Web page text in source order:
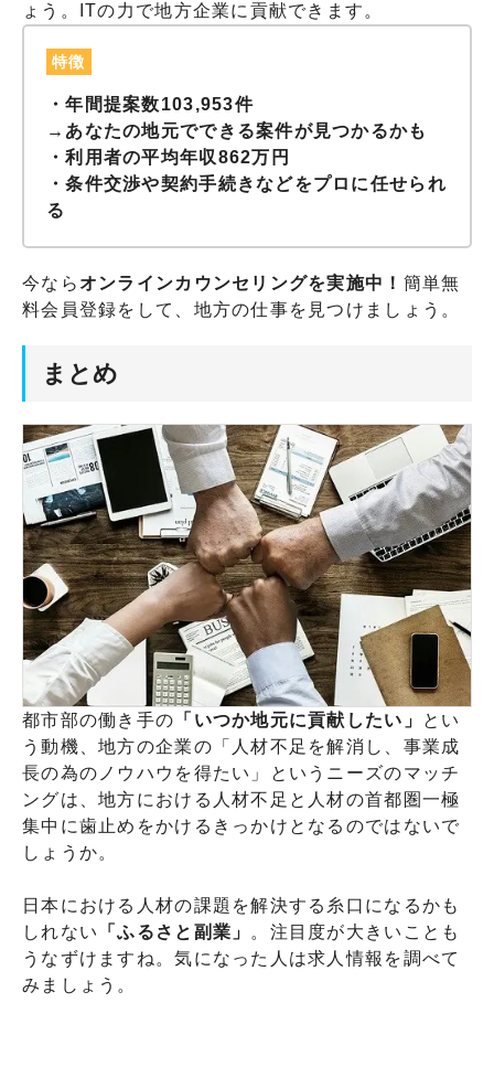
ょう。ITの力で地方企業に貢献できます。
特徴
・年間提案数103,953件
→あなたの地元でできる案件が見つかるかも
・利用者の平均年収862万円
・条件交渉や契約手続きなどをプロに任せられ
る
今なら オンラインカウンセリングを実施中！ 簡単無
料会員登録をして、地方の仕事を見つけましょう。
まとめ
都市部の働き手の 「いつか地元に貢献したい」
とい
う動機、地方の企業の「人材不足を解消し、事業成
長の為のノウハウを得たい」というニーズのマッチ
ングは、地方における人材不足と人材の首都圏一極
集中に歯止めをかけるきっかけとなるのではないで
しょうか。
日本における人材の課題を解決する糸口になるかも
しれない
「ふるさと副業」 。注目度が大きいことも
うなずけますね。気になった人は求人情報を調べて
みましょう。